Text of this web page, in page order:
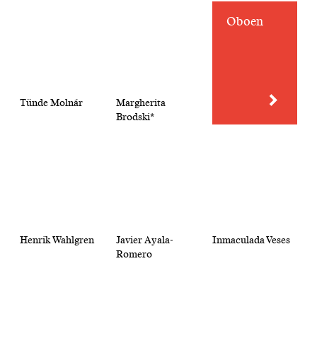
Tünde Molnár
Margherita
Brodski*
Oboen
Henrik Wahlgren
Javier Ayala-
Romero
Inmaculada Veses